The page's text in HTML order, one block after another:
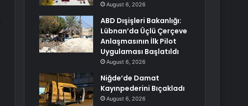
August 6, 2026
ABD Dışişleri Bakanlığı:
Lübnan’da Üçlü Çerçeve
Anlaşmasının İlk Pilot
Uygulaması Başlatıldı
August 6, 2026
Niğde’de Damat
Kayınpederini Bıçakladı
August 6, 2026